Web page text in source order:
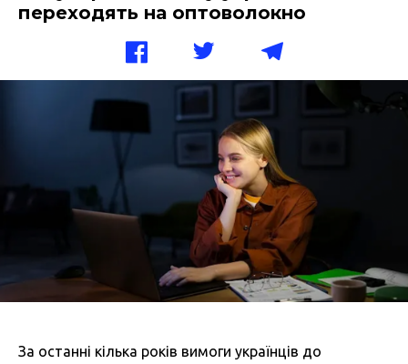
переходять на оптоволокно
За останні кілька років вимоги українців до